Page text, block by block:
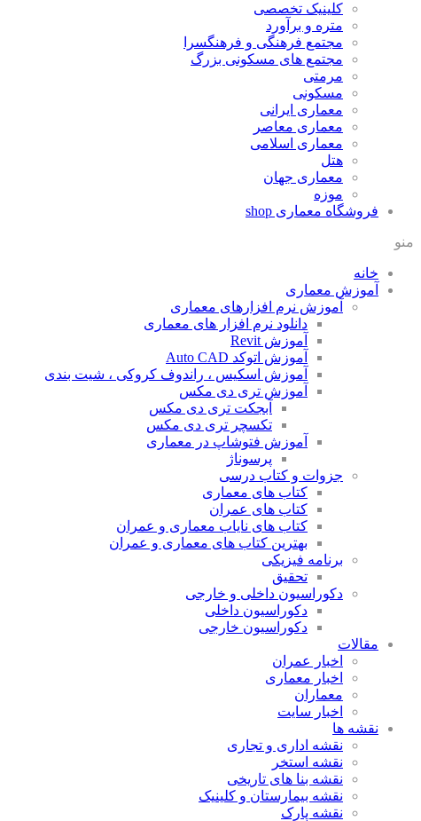
کلینیک تخصصی
متره و برآورد
مجتمع فرهنگی و فرهنگسرا
مجتمع های مسکونی بزرگ
مرمتی
مسکونی
معماری ایرانی
معماری معاصر
معماری اسلامی
هتل
معماری جهان
موزه
فروشگاه معماری shop
منو
خانه
آموزش معماری
آموزش نرم افزارهای معماری
دانلود نرم افزار های معماری
آموزش Revit
آموزش اتوکد Auto CAD
آموزش اسکیس ، راندوف کروکی ، شیت بندی
آموزش تری دی مکس
آبجکت تری دی مکس
تکسچر تری دی مکس
آموزش فتوشاپ در معماری
پرسوناژ
جزوات و کتاب درسی
کتاب های معماری
کتاب های عمران
کتاب های نایاب معماری و عمران
بهترین کتاب های معماری و عمران
برنامه فیزیکی
تحقیق
دکوراسیون داخلی و خارجی
دکوراسیون داخلی
دکوراسیون خارجی
مقالات
اخبار عمران
اخبار معماری
معماران
اخبار سایت
نقشه ها
نقشه اداری و تجاری
نقشه استخر
نقشه بنا های تاریخی
نقشه بیمارستان و کلینیک
نقشه پارک